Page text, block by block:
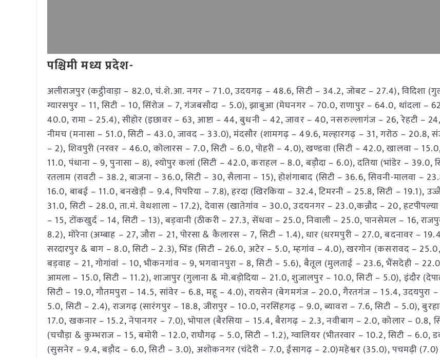
पश्चिमी मध्य प्रदेश-
अलीराजपुर (कट्ठीवाड़ा – 82.0, चं.शे.आ. नगर – 71.0, उदयगढ़ – 48.6, सिटी – 34.2, जोबट – 27.4), विदिशा
ग्यारसपुर – 11, सिटी – 10, सिंरोज – 7, गंजबसौदा – 5.0), झाबुआ (मेघनगर – 70.0, राणापुर – 64.0, थांदला –
40.0, रामा – 25.4), सीहोर (इछावर – 63, आष्टा – 44, बुधनी – 42, जावर – 40, नसरुल्लागंज – 26, रेहटी –
नीमच (मनासा – 51.0, सिटी – 43.0, जावद – 33.0), मंदसौर (शामगढ़ – 49.6, मल्हारगढ़ – 31, गरोठ – 20.8,
– 2), शिवपुरी (नरवर – 46.0, कोलारस – 7.0, सिटी – 6.0, पोहरी – 4.0), खण्डवा (सिटी – 42.0, खालवा –
11.0, पंधाना – 9, पुनासा – 8), श्योपुर कलां (सिटी – 42.0, कराहल – 8.0, बड़ौदा – 6.0), दतिया (भांडेर – 39.0,
रतलाम (रावटी – 38.2, बाजना – 36.0, सिटी – 30, सैलाना – 15), होशंगाबाद (सिटी – 36.6, सिवनी-मालवा –
16.0, बाबई – 11.0, बनखेड़ी – 9.4, पिपरिया – 7.8), हरदा (खिरकिया – 32.4, टिमरनी – 25.8, सिटी – 19.1),
31.0, सिटी – 28.0, ता.मं. वेधशाला – 17.2), देवास (खातेगांव – 30.0, उदयनगर – 23.0,कन्नौद – 20,
– 15, टोंकखुर्द – 14, सिटी – 13), बड़वानी (ठीकरी – 27.3, सेंधवा – 25.0, निवाली – 25.0, पानसेमल – 16,
8.2), मोरेना (अम्बाह – 27, जौरा – 21, पोरसा & कैलारस – 7, सिटी – 1.4), धार (धरमपुरी – 27.0, बदनावर –
सरदारपुर & बाग – 8.0, सिटी – 2.3), भिंड (सिटी – 26.0, अटेर – 5.0, म्हगांव – 4.0), खरगोन (कसरावद –
बड़वाह – 21, गोगांवां – 10, भीकनगांव – 9, भगवानपुरा – 8, सिटी – 5.6), बैतूल (मुलताई – 23.6, भैंसदेही –
आमला – 15.0, सिटी – 11.2), शाजापुर (गुलाना & मो.बड़ोदिया – 21.0, शुजालपुर – 10.0, सिटी – 5.0), इंदौर
सिटी – 19.0, गौतमपुरा – 14.5, सांवेर – 6.8, महू – 4.0), रायसेन (बेगमगंज – 20.0, गैरतगंज – 15.4, उदयपुरा
5.0, सिटी – 2.4), राजगढ़ (सारंगपुर – 18.8, जीरापुर – 10.0, नरसिंहगढ़ – 9.0, ब्यावरा – 7.6, सिटी – 5.0),
17.0, खकनार – 15.2, नेपानगर – 7.0), भोपाल (बैरसिया – 15.4, बैरागढ़ – 2.3, नवीबाग – 2.0, कोलार – 0.8,
(चचौड़ा & कुम्भराज – 15, बमोरी – 12.0, राघौगढ़ – 5.0, सिटी – 1.2), ग्वालियर (भीतरवार – 10.2, सिटी –
(सुसनेर – 9.4, बड़ौद – 6.0, सिटी – 3.0), अशोकनगर (चंदेरी – 7.0, ईसागढ़ – 2.0)महेश्वर (35.0), पचमढ़ी (7.0)